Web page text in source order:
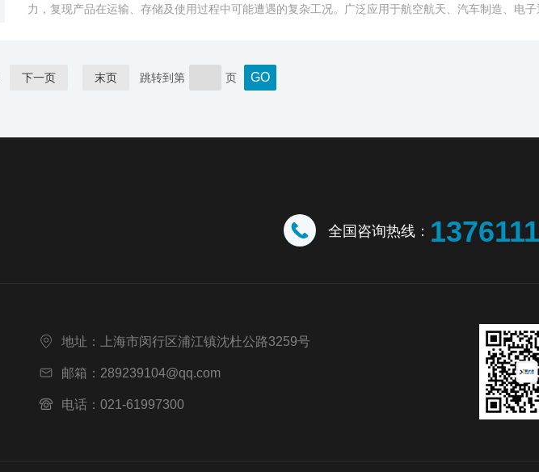
力，复现产品在运输、存储及使用过程中可能遭遇的复杂工况。广泛应用于航空航天、汽车制造、电
下一页 末页 跳转到第 页
全国咨询热线：
地址：上海市闵行区浦江镇沈杜公路3259号
邮箱：289239104@qq.com
电话：021-61997300